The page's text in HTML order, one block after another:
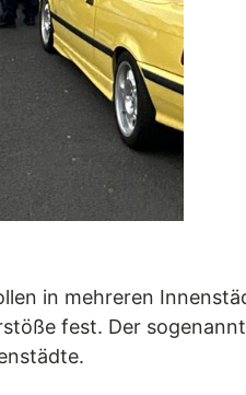
in mehreren
fest. Der